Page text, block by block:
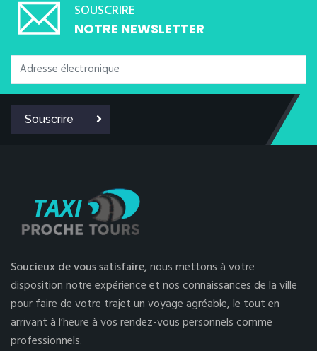
SOUSCRIRE
NOTRE NEWSLETTER
Souscrire
Soucieux de vous satisfaire,nous mettons à votre
disposition notre expérience et nos connaissances de la ville
pour faire de votre trajet un voyage agréable, le tout en
arrivant à l’heure à vos rendez-vous personnels comme
professionnels.